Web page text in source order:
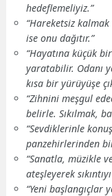
hedeflemeliyiz.”
“Hareketsiz kalmak
ise onu dağıtır.”
“Hayatına küçük
yaratabilir. Odanı
kısa bir yürüyüşe
“Zihnini meşgul
belirle. Sıkılmak,
“Sevdiklerinle
panzehirlerinden
“Sanatla, müzikle
ateşleyerek
“Yeni